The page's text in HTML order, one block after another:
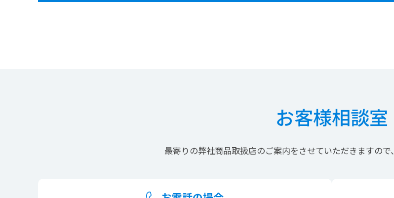
お客様相談室
最寄りの弊社商品取扱店のご案内をさせていただきますので、